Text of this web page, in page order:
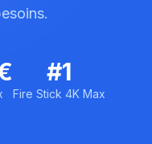
#1
Fire Stick 4K Max